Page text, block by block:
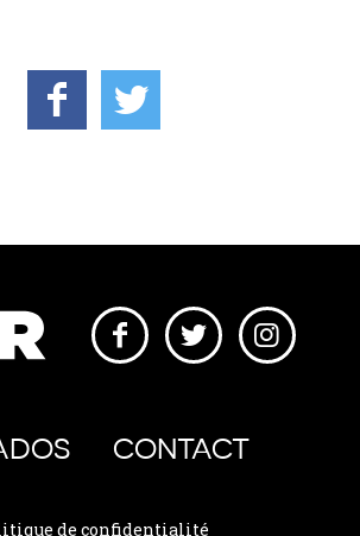
CONTACT
de confidentialité